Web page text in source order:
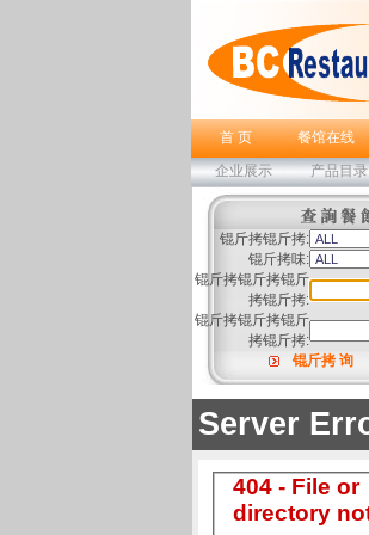
首 页 餐馆在线
企业展示
产品目录
锟斤拷锟斤拷:
锟斤拷味:
锟斤拷锟斤拷锟斤
拷锟斤拷:
锟斤拷锟斤拷锟斤
拷锟斤拷:
锟斤拷 询